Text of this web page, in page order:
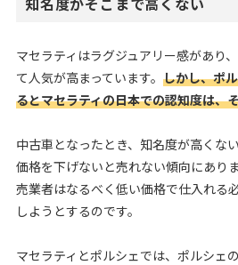
マセラティはラグジュアリー感があり
て人気が高まっています。 しかし、ポ
るとマセラティの日本での認知度は、
中古車となったとき、知名度が高くな
価格を下げないと売れない傾向にあり
売業者はなるべく低い価格で仕入れる
しようとするのです。
マセラティとポルシェでは、ポルシェ